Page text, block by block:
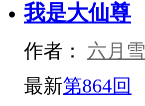
我是大仙尊
作者：
六月雪
最新第864回